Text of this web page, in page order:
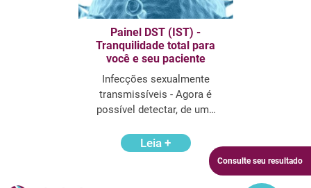
Painel DST (IST) -
Tranquilidade total para
você e seu paciente
Infecções sexualmente
transmissíveis - Agora é
possível detectar, de uma
patógenos com o Painel
DST/IST.
Leia +
Consulte seu resultado